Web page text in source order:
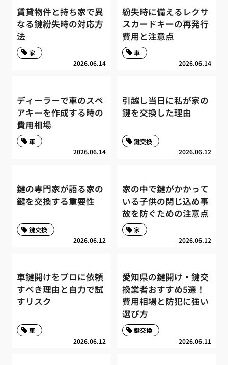
賃貸物件と持ち家で異
なる鍵紛失時の対応方
法
2026.06.14
家
紛失時に備えるレクサ
スカードキーの再発行
費用と注意点
2026.06.14
車
ディーラーで車のスペ
アキーを作成する時の
費用相場
2026.06.14
車
引越し当日に私が家の
鍵を交換した理由
2026.06.12
鍵交換
鍵の専門家が語る家の
鍵を交換する重要性
2026.06.12
鍵交換
家の中で鍵がかかって
いる子供の閉じ込め事
故を防ぐための注意点
2026.06.12
家
車鍵開けをプロに依頼
すべき理由と自力で試
すリスク
2026.06.12
車
愛知県の鍵開け・鍵交
換業者おすすめ5選！
費用相場と防犯に強い
選び方
2026.06.11
鍵交換